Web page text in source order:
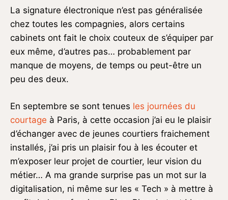
La signature électronique n’est pas généralisée
chez toutes les compagnies, alors certains
cabinets ont fait le choix couteux de s’équiper par
eux même, d’autres pas… probablement par
manque de moyens, de temps ou peut-être un
peu des deux.
En septembre se sont tenues les journées du
courtage à Paris, à cette occasion j’ai eu le plaisir
d’échanger avec de jeunes courtiers fraichement
installés, j’ai pris un plaisir fou à les écouter et
m’exposer leur projet de courtier, leur vision du
métier… A ma grande surprise pas un mot sur la
digitalisation, ni même sur les « Tech » à mettre à